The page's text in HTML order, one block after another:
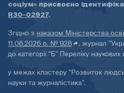
соціум» присвоєно
R30-02927.
Згідно з наказом Міністерства
11.06.2026 р. № 928
, журнал
до категорії “Б” Переліку
у межах кластеру “Розвиток
науки та журналістика”,